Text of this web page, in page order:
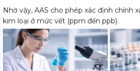
Nhờ vậy, AAS cho phép xác định chính
kim loại ở mức vết (ppm đến ppb).